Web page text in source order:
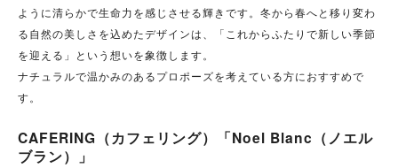
ように清らかで生命力を感じさせる輝きです。冬から春へと移り変わ
る自然の美しさを込めたデザインは、「これからふたりで新しい季節
を迎える」という想いを象徴します。
ナチュラルで温かみのあるプロポーズを考えている方におすすめで
す。
CAFERING（カフェリング）「Noel Blanc（ノエル
ブラン）」